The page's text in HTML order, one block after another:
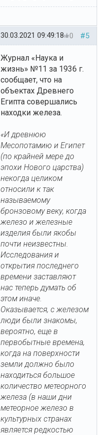
#5
0
30.03.2021 09:49:18
Журнал «Наука и
жизнь» №11 за 1936 г.
сообщает, что на
объектах Древнего
Египта совершались
находки железа.
«И древнюю
Месопотамию и Египет
(по крайней мере до
эпохи Нового царства)
некогда целиком
относили к так
называемому
бронзовому веку, когда
железо и железные
изделия были якобы
почти неизвестны.
Исследования и
открытия последнего
времени заставляют
нас теперь думать об
этом иначе.
Оказывается, с железом
люди были знакомы,
вероятно, еще в
первобытные времена,
когда на поверхности
земли должно было
находиться большое
количество метеорного
железа (в наши дни
метеорное железо в
культурных странах
является редкостью